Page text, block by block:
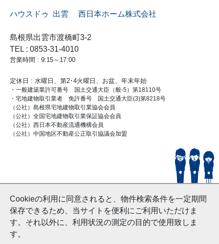
Cookieの利用に同意されると、物件検索条件を一定期間
保存できるため、当サイトを便利にご利用いただけま
す。それ以外に、利用状況の測定の目的で使用致しま
す。
ハウスドゥ 出雲 西日本ホーム株式会社
島根県出雲市渡橋町3-2
TEL : 0853-31-4010
営業時間 : 9:15～17:00
定休日 : 水曜日、第2･4火曜日、お盆、年末年始
・一般建築業許可番号 国土交通大臣（般-5）第18110号
・宅地建物取引業者 免許番号 国土交通大臣(3)第8218号
（公社）島根県宅地建物取引業協会会員
（公社）全国宅地建物取引業保証協会会員
（公社）西日本不動産流通機構会員
（公社）中国地区不動産公正取引協議会加盟
© HouseDoIzumo
and Nishinihon Home Co.ltd All Rights Reserved.